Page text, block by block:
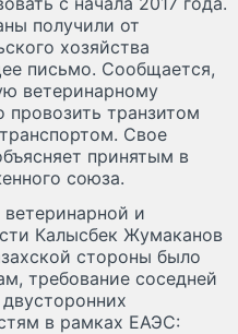
получили от
хозяйства
письмо. Сообщается,
ветеринарному
транзитом
Свое
принятым в
союза.
и
Калысбек Жумаканов
стороны было
требование соседней
в рамках ЕАЭС: